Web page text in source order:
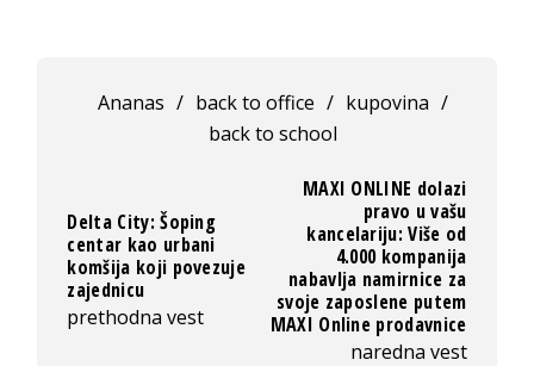
Ananas / back to office / kupovina /
back to school
Delta City: Šoping
centar kao urbani
komšija koji povezuje
zajednicu
prethodna vest
MAXI ONLINE dolazi
pravo u vašu
kancelariju: Više od
4.000 kompanija
nabavlja namirnice za
svoje zaposlene putem
MAXI Online prodavnice
naredna vest